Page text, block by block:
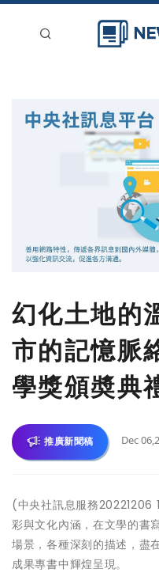
幻化土地的
市的記憶脈
學獎頒奬典
推廣新聞稿 Dec
(中央社訊息服務20221206
彩與文化內涵，在文學的書
場景，各種深刻的描述，盡
成果專書中輝煌呈現。